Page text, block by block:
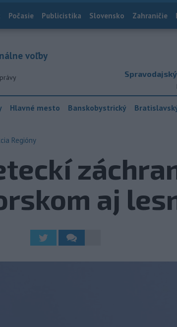
Počasie Publicistika Slovensko Zahraničie
voľby
Hlavné mesto Banskobystrický
Regióny
aj